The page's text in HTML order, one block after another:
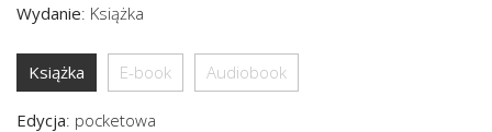
Wydanie: Książka
Książka E-book Audiobook
Edycja: pocketowa